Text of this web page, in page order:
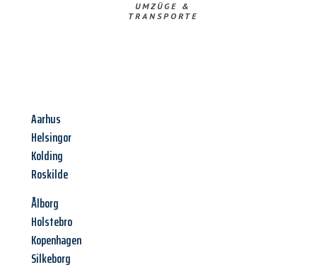
UMZÜGE &
TRANSPORTE
Aarhus
Helsingor
Kolding
Roskilde
Ålborg
Holstebro
Kopenhagen
Silkeborg